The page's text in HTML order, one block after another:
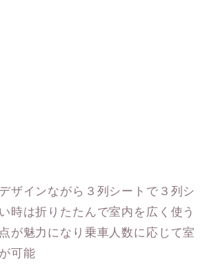
ザインながら３列シートで３列シ
時は折りたたんで室内を広く使う
が魅力になり乗車人数に応じて室
可能